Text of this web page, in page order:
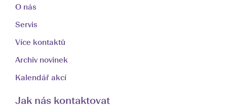
O nás
Servis
Více kontaktů
Archiv novinek
Kalendář akcí
Jak nás kontaktovat